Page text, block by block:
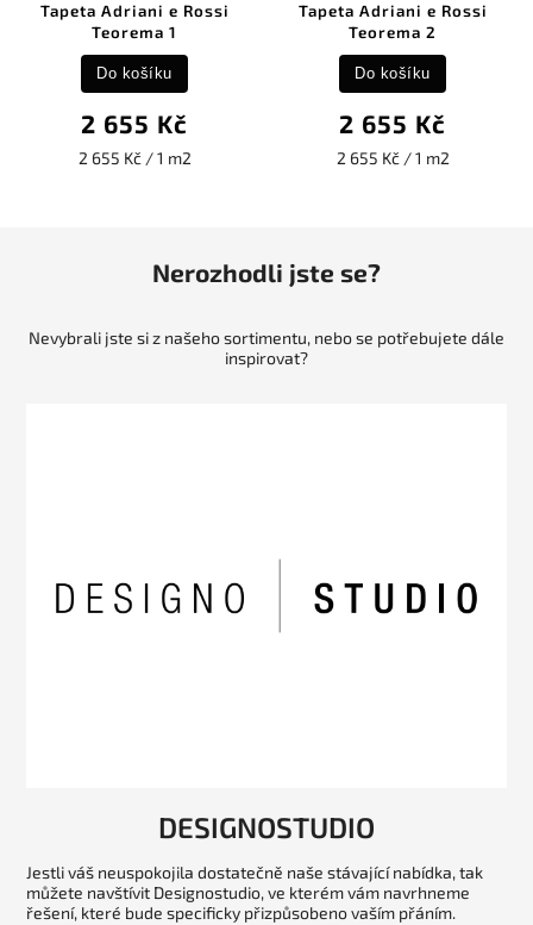
Tapeta Adriani e Rossi
Teorema 1
2 655 Kč
2 655 Kč / 1 m2
Do košíku
Tapeta Adriani e Rossi
Teorema 2
2 655 Kč
2 655 Kč / 1 m2
Do košíku
Nerozhodli jste se?
Nevybrali jste si z našeho sortimentu, nebo se potřebujete dále
inspirovat?
DESIGNOSTUDIO
Jestli váš neuspokojila dostatečně naše stávající nabídka, tak
můžete navštívit Designostudio, ve kterém vám navrhneme
řešení, které bude specificky přizpůsobeno vaším přáním.